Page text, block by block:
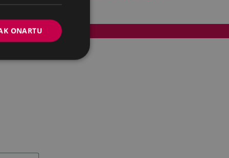
Cookien politika
ONARTU